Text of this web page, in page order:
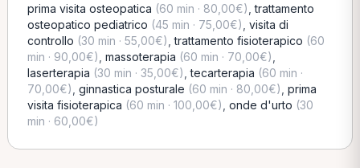
prima visita osteopatica (60 min · 80,00€) ,trattamento
osteopatico pediatrico (45 min · 75,00€) visita di
controllo (30 min · 55,00€) ,trattamento fisioterapico (60
min · 90,00€) massoterapia (60 min · 70,00€)
laserterapia (30 min · 35,00€) ,tecarterapia (60 min ·
70,00€) ginnastica posturale (60 min · 80,00€) prima
visita fisioterapica (60 min · 100,00€) onde d'urto (30
min · 60,00€)